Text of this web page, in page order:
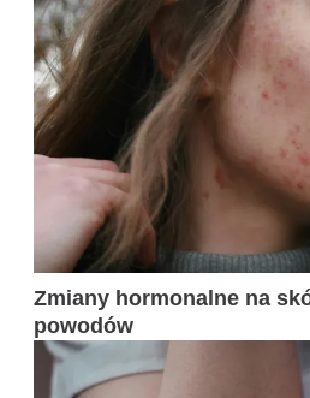
Zmiany hormonalne na
powodów